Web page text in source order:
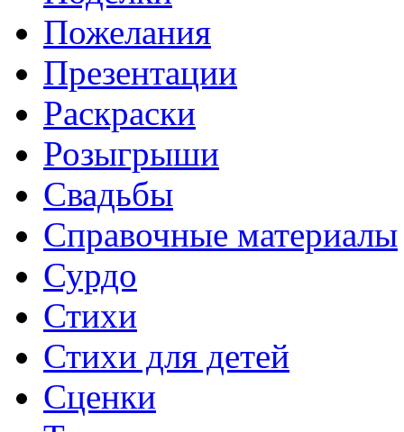
Пожелания
Презентации
Раскраски
Розыгрыши
Свадьбы
Справочные материалы
Сурдо
Стихи
Стихи для детей
Сценки